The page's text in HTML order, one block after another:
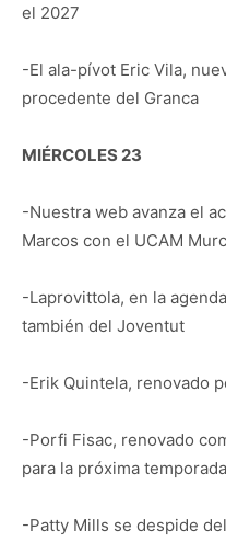
el 2027
-El ala-pívot Eric Vila,
procedente del Granca
MIÉRCOLES 23
-Nuestra web avanza el
Marcos con el UCAM
-Laprovittola, en la
también del Joventut
-Erik Quintela, renovado
-Porfi Fisac, renovado
para la próxima temporada
-Patty Mills se despide